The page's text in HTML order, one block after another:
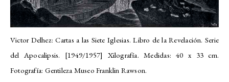
Victor Delhez: Cartas a las Siete Iglesias. Libro de la Revelación. Serie
del Apocalipsis. [1949/1957] Xilografía. Medidas: 40 x 33 cm.
Fotografía: Gentileza Museo Franklin Rawson.